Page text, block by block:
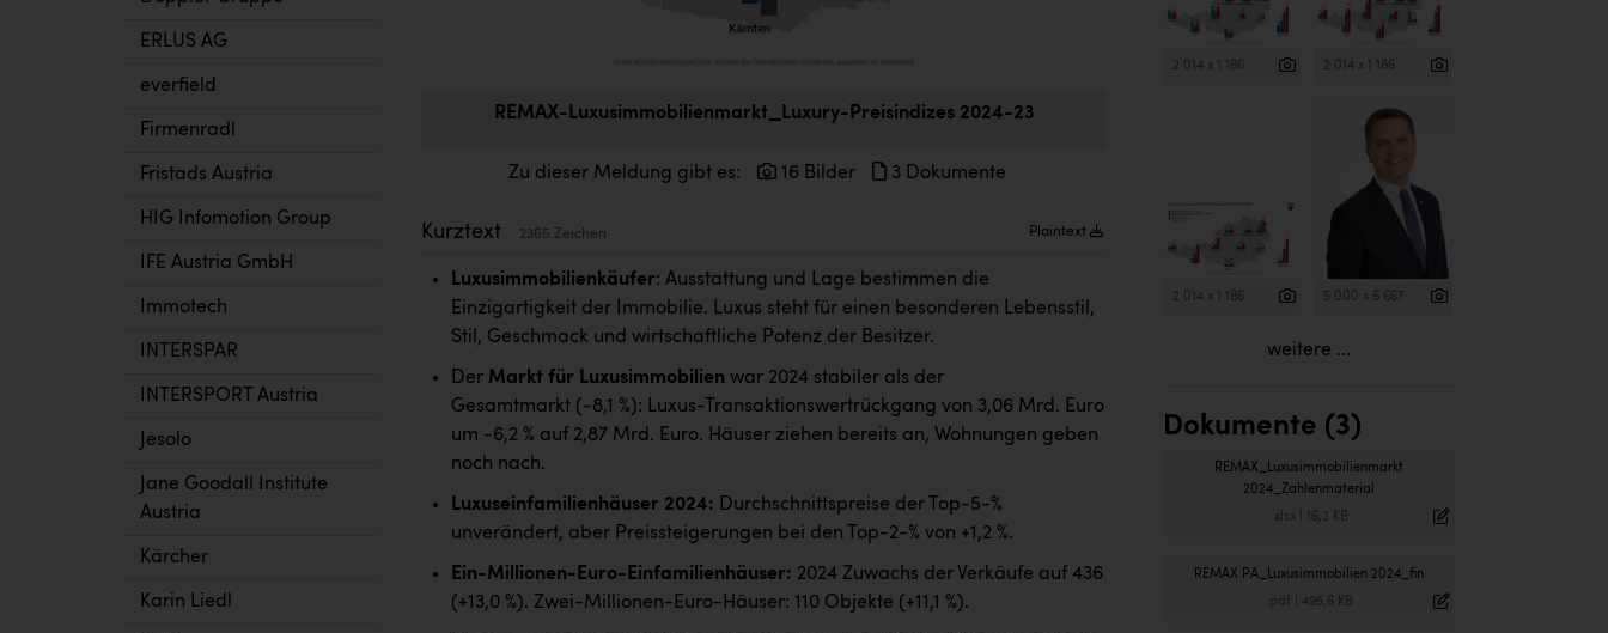
ERLUS AG
everfield
Firmenradl
Fristads Austria
HIG Infomotion Group
IFE Austria GmbH
Immotech
INTERSPAR
INTERSPORT Austria
Jesolo
Jane Goodall Institute
Austria
Kärcher
Karin Liedl
REMAX-Luxusimmobilienmarkt_Luxury-Preisindizes 2024-23
Zu dieser Meldung gibt es: 16 Bilder 3 Dokumente
Kurztext 2365 Zeichen Plaintext
Luxusimmobilienkäufer: Ausstattung und Lage bestimmen die
Einzigartigkeit der Immobilie. Luxus steht für einen besonderen Lebensstil,
Stil, Geschmack und wirtschaftliche Potenz der Besitzer.
Der Markt für Luxusimmobilien war 2024 stabiler als der
Gesamtmarkt (-8,1 %): Luxus-Transaktionswertrückgang von 3,06 Mrd. Euro
um -6,2 % auf 2,87 Mrd. Euro. Häuser ziehen bereits an, Wohnungen geben
noch nach.
Luxuseinfamilienhäuser 2024: Durchschnittspreise der Top-5-%
unverändert, aber Preissteigerungen bei den Top-2-% von +1,2 %.
Ein-Millionen-Euro-Einfamilienhäuser: 2024 Zuwachs der Verkäufe auf 436
(+13,0 %). Zwei-Millionen-Euro-Häuser: 110 Objekte (+11,1 %).
2 014 x 1 186 2 014 x 1 186
2 014 x 1 186 5 000 x 6 667
weitere ...
Dokumente (3)
REMAX_Luxusimmobilienmarkt
2024_Zahlenmaterial
.xlsx| 16,2 KB
REMAX PA_Luxusimmobilien 2024_fin
.pdf 495,6 KB